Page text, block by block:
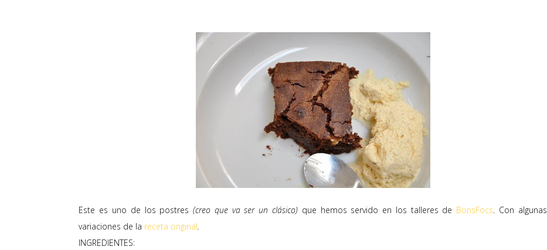
Este es uno de los postres(creo que va ser un clásico)que hemos servido en los talleres de BonsFocs. Con algunas
variaciones de la receta original.
INGREDIENTES: